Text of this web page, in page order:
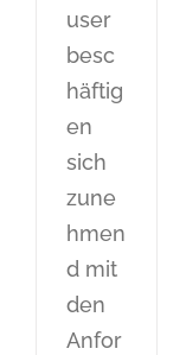
user
besc
häftig
en
sich
zune
hmen
d mit
den
Anfor